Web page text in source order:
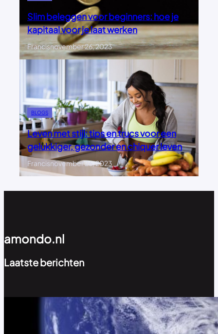
Slim beleggen voor beginners: hoe je
kapitaal voor je laat werken
Francisnovember 26, 2023
BLOGS
Leven met stijl: tips en trucs voor een
gelukkiger, gezonder en chiquer leven
Francisnovember 26, 2023
amondo.nl
Laatste berichten